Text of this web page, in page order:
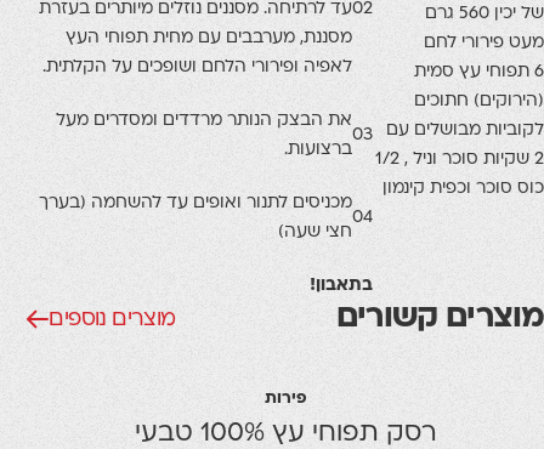
של יכין 560 גרם
מעט פירורי לחם
6 תפוחי עץ סמית
(הירוקים) חתוכים
לקוביות מבושלים עם
2 שקיות סוכר וניל , 1/2
כוס סוכר וכפית קינמון
02עד לרתיחה. מסננים נוזלים מיותרים בעזרת
מסננת, מערבבים עם מחית תפוחי העץ
לאפיה ופירורי הלחם ושופכים על הקלתית.
03
את הבצק הנותר מרדדים ומסדרים מעל
ברצועות.
04
מכניסים לתנור ואופים עד להשחמה (בערך
חצי שעה)
בתאבון!
מוצרים קשורים מוצרים נוספים
פירות
רסק תפוחי עץ 100% טבעי